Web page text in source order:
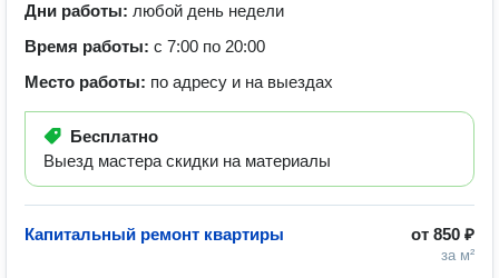
Дни работы: любой день недели
Время работы: с 7:00 по 20:00
Место работы: по адресу и на выездах
Бесплатно
Выезд мастера скидки на материалы
от 850 ₽
за м²
Капитальный ремонт квартиры